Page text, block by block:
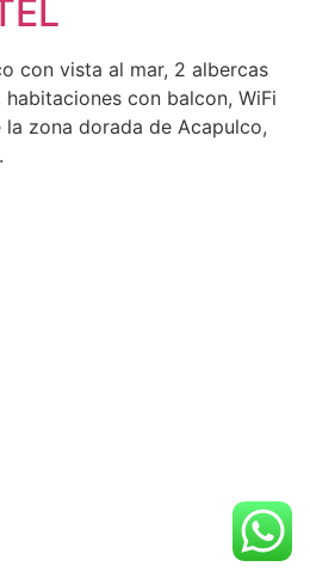
con vista al mar, 2 albercas
con balcon, WiFi
zona dorada de Acapulco,